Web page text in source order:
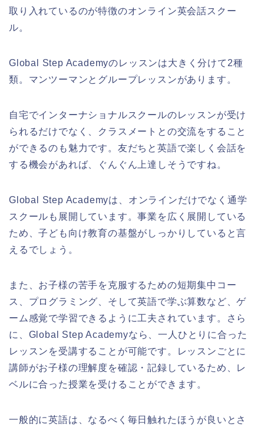
取り入れているのが特徴のオンライン英会話スクー
ル。
Global Step Academyのレッスンは大きく分けて2種
類。マンツーマンとグループレッスンがあります。
自宅でインターナショナルスクールのレッスンが受け
られるだけでなく、クラスメートとの交流をすること
ができるのも魅力です。友だちと英語で楽しく会話を
する機会があれば、ぐんぐん上達しそうですね。
Global Step Academyは、オンラインだけでなく通学
スクールも展開しています。事業を広く展開している
ため、子ども向け教育の基盤がしっかりしていると言
えるでしょう。
また、お子様の苦手を克服するための短期集中コー
ス、プログラミング、そして英語で学ぶ算数など、ゲ
ーム感覚で学習できるように工夫されています。さら
に、Global Step Academyなら、一人ひとりに合った
レッスンを受講することが可能です。レッスンごとに
講師がお子様の理解度を確認・記録しているため、レ
ベルに合った授業を受けることができます。
一般的に英語は、なるべく毎日触れたほうが良いとさ